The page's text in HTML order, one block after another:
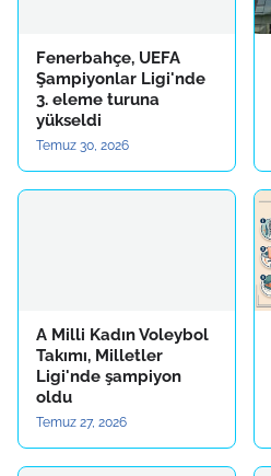
Fenerbahçe, UEFA
Şampiyonlar Ligi'nde
3. eleme turuna
yükseldi
Temuz 30, 2026
A Milli Kadın Voleybol
Takımı, Milletler
Ligi'nde şampiyon
oldu
Temuz 27, 2026